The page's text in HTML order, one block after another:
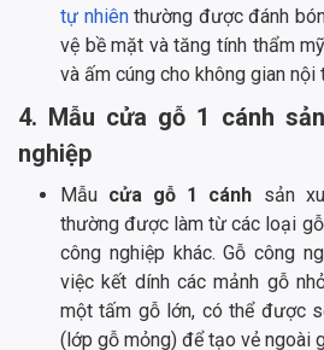
tự nhiênthường được đánh
vệ bề mặt và tăng tính thẩm
và ấm cúng cho không gian nội
4. Mẫu cửa gỗ 1 cánh
nghiệp
Mẫu cửa gỗ 1 cánh sản
thường được làm từ các loại
công nghiệp khác. Gỗ công
việc kết dính các mảnh gỗ
một tấm gỗ lớn, có thể được
(lớp gỗ mỏng) để tạo vẻ ngoài